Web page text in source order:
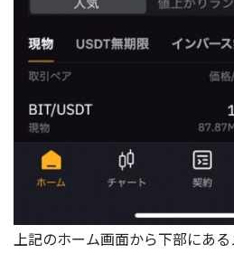
上記のホーム画面から下部にあ